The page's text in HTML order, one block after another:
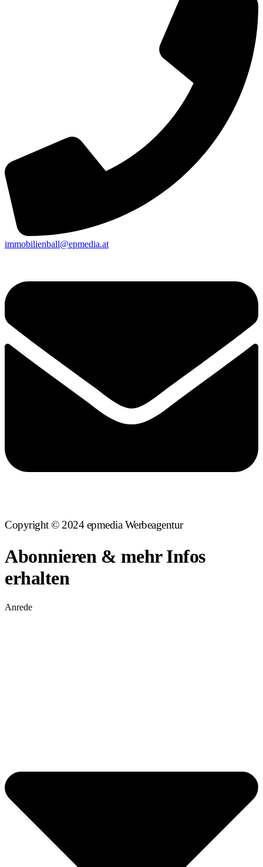
immobilienball@epmedia.at
Copyright © 2024 epmedia Werbeagentur
Abonnieren & mehr Infos
erhalten
Anrede